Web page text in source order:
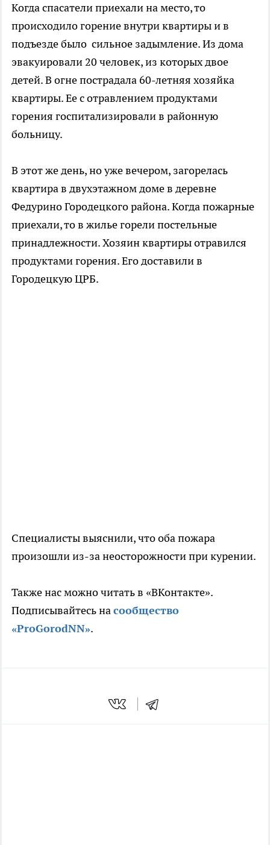
Когда спасатели приехали на место, то
происходило горение внутри квартиры и в
подъезде было сильное задымление. Из дома
эвакуировали 20 человек, из которых двое
детей. В огне пострадала 60-летняя хозяйка
квартиры. Ее с отравлением продуктами
горения госпитализировали в районную
больницу.
В этот же день, но уже вечером, загорелась
квартира в двухэтажном доме в деревне
Федурино Городецкого района. Когда пожарные
приехали, то в жилье горели постельные
принадлежности. Хозяин квартиры отравился
продуктами горения. Его доставили в
Городецкую ЦРБ.
Специалисты выяснили, что оба пожара
произошли из-за неосторожности при курении.
Также нас можно читать в «ВКонтакте».
Подписывайтесь насообщество
«ProGorodNN».